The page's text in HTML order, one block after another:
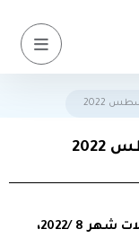
2022
(5,320,000) مبلغ الكفالات الشهرية ، كفالات شهر 8 /2022،